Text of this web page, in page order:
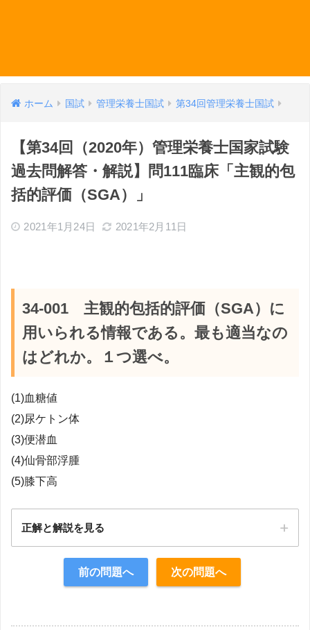
ホーム 国試 管理栄養士国試 第34回管理栄養士国試
【第34回（2020年）管理栄養士国家試験
過去問解答・解説】問111臨床「主観的包
括的評価（SGA）」
2021年1月24日 2021年2月11日
34-001 主観的包括的評価（SGA）に
用いられる情報である。最も適当なの
はどれか。１つ選べ。
(1)血糖値
(2)尿ケトン体
(3)便潜血
(4)仙骨部浮腫
(5)膝下高
正解と解説を見る
前の問題へ 次の問題へ